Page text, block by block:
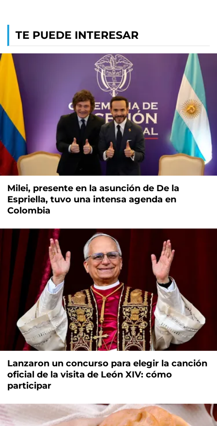
TE PUEDE INTERESAR
Milei, presente en la asunción de De la
Espriella, tuvo una intensa agenda en
Colombia
Lanzaron un concurso para elegir la canción
oficial de la visita de León XIV: cómo
participar